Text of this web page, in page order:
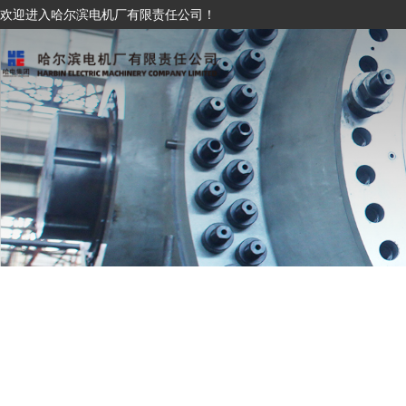
欢迎进入哈尔滨电机厂有限责任公司！